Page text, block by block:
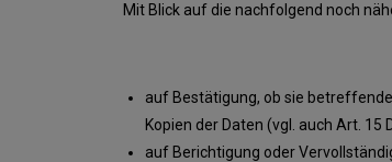
Mit Blick auf die nachfolgend noch
auf Bestätigung, ob sie
Kopien der Daten (vgl. auch Art. 15
auf Berichtigung oder